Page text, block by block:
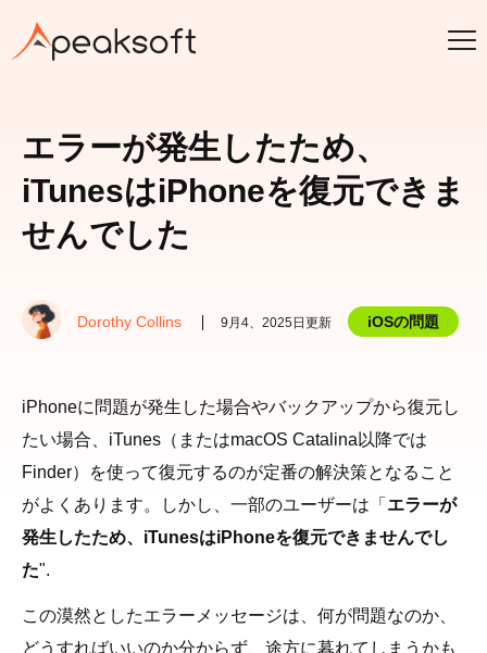
エラーが発生したため、
iTunesはiPhoneを復元できま
せんでした
Dorothy Collins 9月4、2025日更新 iOSの問題
iPhoneに問題が発生した場合やバックアップから復元し
たい場合、iTunes（またはmacOS Catalina以降では
Finder）を使って復元するのが定番の解決策となること
がよくあります。しかし、一部のユーザーは「 エラーが
発生したため、iTunesはiPhoneを復元できませんでし
た".
この漠然としたエラーメッセージは、何が問題なのか、
どうすればいいのか分からず、途方に暮れてしまうかも